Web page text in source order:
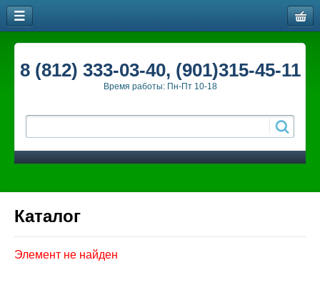
8 (812) 333-03-40, (901)315-45-11
Время работы: Пн-Пт 10-18
Каталог
Элемент не найден